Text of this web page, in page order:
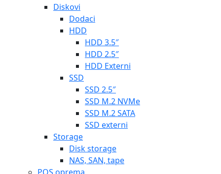
Diskovi
Dodaci
HDD
HDD 3.5″
HDD 2.5″
HDD Externi
SSD
SSD 2.5″
SSD M.2 NVMe
SSD M.2 SATA
SSD externi
Storage
Disk storage
NAS, SAN, tape